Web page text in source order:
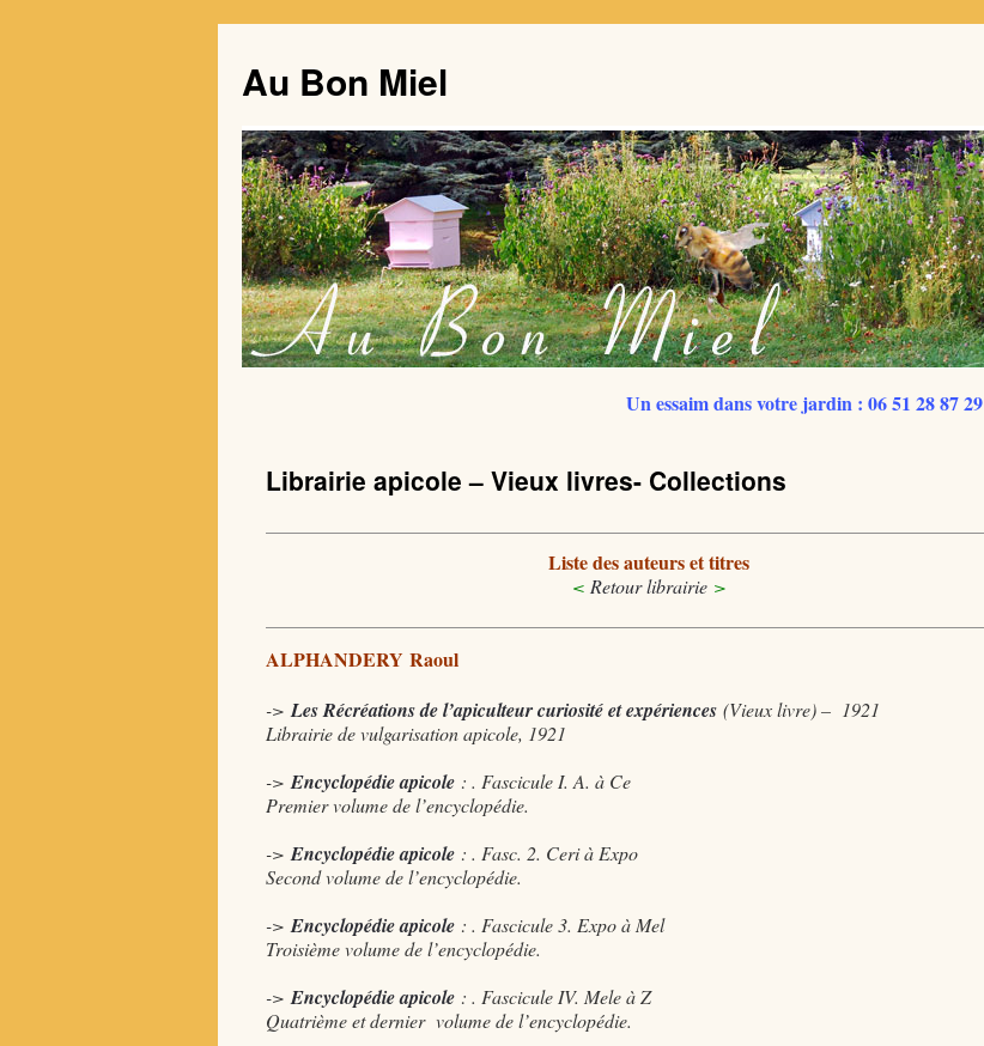
Au Bon Miel
Un essaim dans votre jardin : 06 51 28 87 29
Librairie apicole – Vieux livres- Collections
Liste des auteurs et titres
< Retour librairie >
ALPHANDERY Raoul
-> Les Récréations de l’apiculteur curiosité et expériences (Vieux livre) – 1921
Librairie de vulgarisation apicole, 1921
-> Encyclopédie apicole : . Fascicule I. A. à Ce
Premier volume de l’encyclopédie.
-> Encyclopédie apicole : . Fasc. 2. Ceri à Expo
Second volume de l’encyclopédie.
-> Encyclopédie apicole : . Fascicule 3. Expo à Mel
Troisième volume de l’encyclopédie.
-> Encyclopédie apicole : . Fascicule IV. Mele à Z
Quatrième et dernier volume de l’encyclopédie.